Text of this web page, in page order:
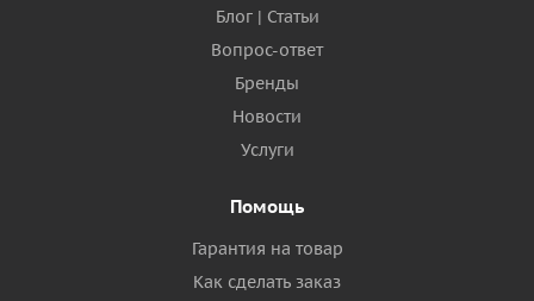
Блог | Статьи
Вопрос-ответ
Бренды
Новости
Услуги
Помощь
Гарантия на товар
Как сделать заказ